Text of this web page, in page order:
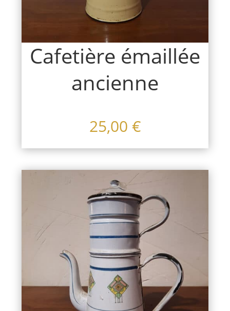
Cafetière émaillée
ancienne
25,00 €